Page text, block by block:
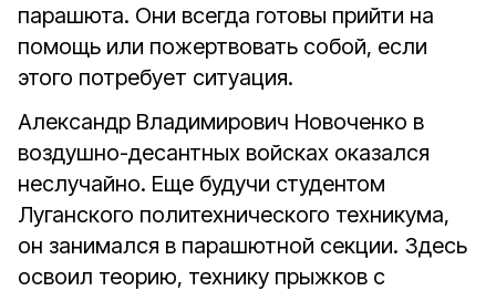
парашюта. Они всегда готовы прийти на
помощь или пожертвовать собой, если
этого потребует ситуация.
Александр Владимирович Новоченко в
воздушно-десантных войсках оказался
неслучайно. Еще будучи студентом
Луганского политехнического техникума,
он занимался в парашютной секции. Здесь
освоил теорию, технику прыжков с